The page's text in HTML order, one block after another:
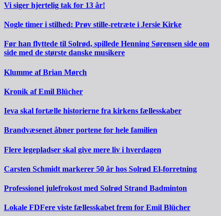
Vi siger hjertelig tak for 13 år!
Nogle timer i stilhed: Prøv stille-retræte i Jersie Kirke
Før han flyttede til Solrød, spillede Henning Sørensen side om
side med de største danske musikere
Klumme af Brian Mørch
Kronik af Emil Blücher
Ieva skal fortælle historierne fra kirkens fællesskaber
Brandvæsenet åbner portene for hele familien
Flere legepladser skal give mere liv i hverdagen
Carsten Schmidt markerer 50 år hos Solrød El-forretning
Professionel julefrokost med Solrød Strand Badminton
Lokale FDFere viste fællesskabet frem for Emil Blücher